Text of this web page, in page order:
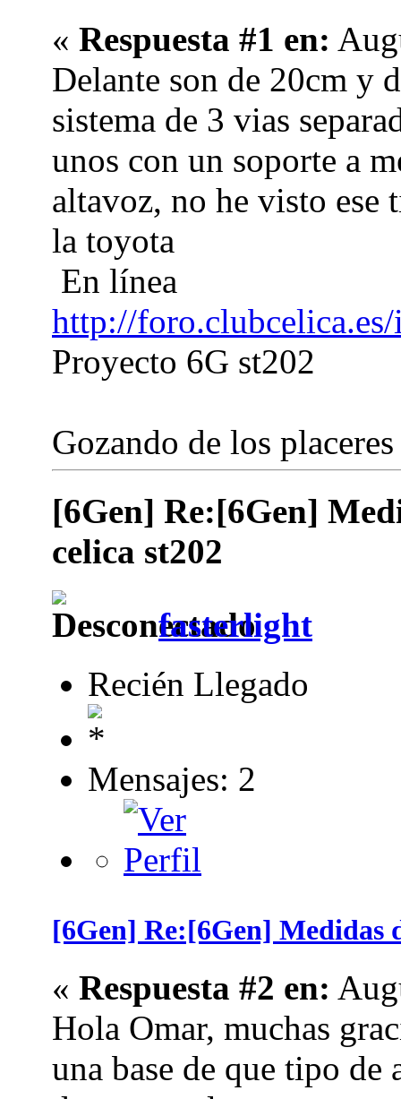
« Respuesta #1 en:
Delante son de 20cm y
sistema de 3 vias
unos con un soporte a
altavoz, no he visto ese
la toyota
En línea
http://
Proyecto 6G st202
Gozando de los
[6Gen] Re:[6Gen]
celica st202
fasterlight
Recién Llegado
Mensajes: 2
[6Gen] Re:[6Gen] Medidas
« Respuesta #2 en:
Hola Omar, muchas
una base de que tipo de